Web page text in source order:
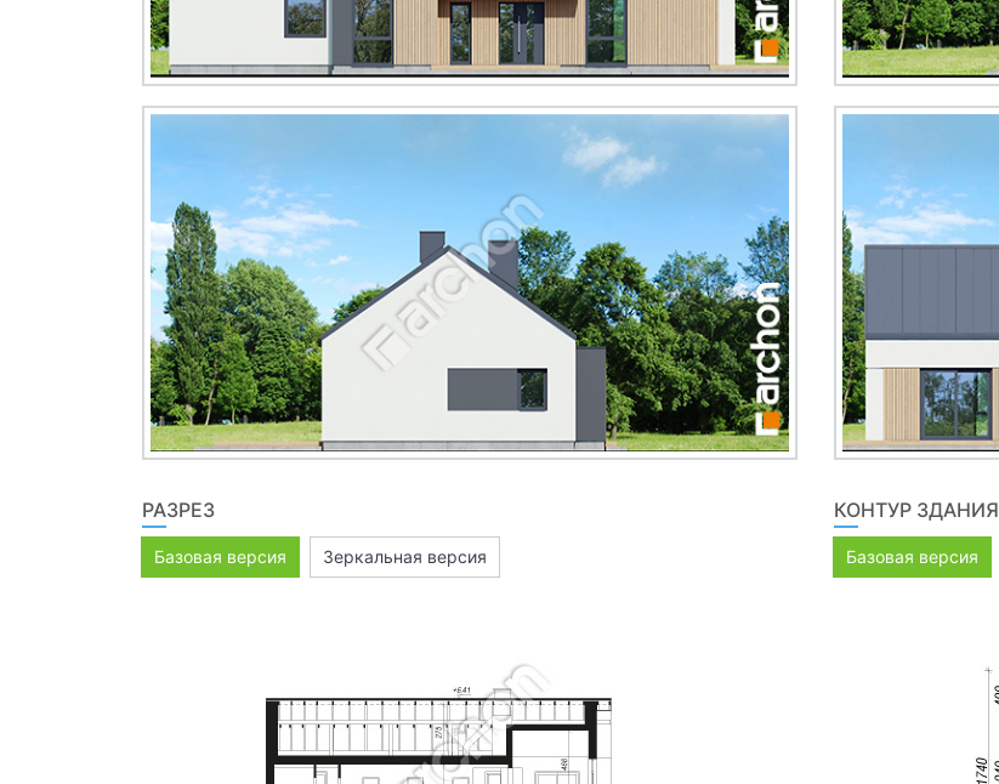
РАЗРЕЗ
Базовая версия Зеркальная версия
КОНТУР ЗДАНИЯ
Базовая версия